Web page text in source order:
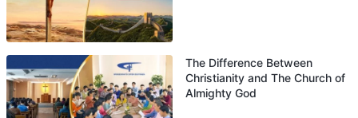
The Difference Between
Christianity and The Church of
Almighty God